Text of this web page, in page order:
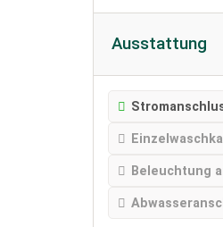
Ausstattung
Beleuchtung